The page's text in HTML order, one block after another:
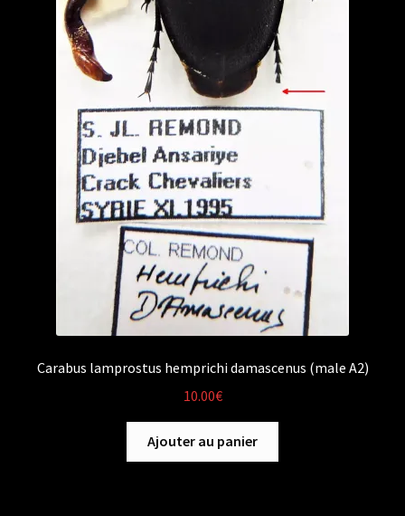
Carabus lamprostus hemprichi damascenus (male A2)
10.00€
Ajouter au panier